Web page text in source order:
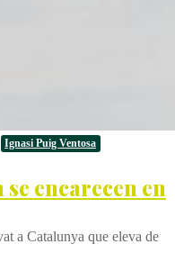
Ignasi Puig Ventosa
encarecen en
a Catalunya que eleva de